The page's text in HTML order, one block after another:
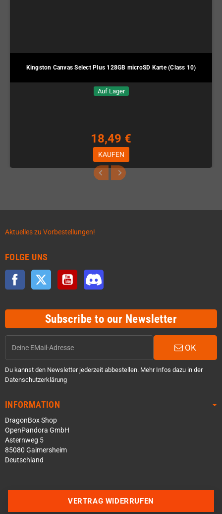
Kingston Canvas Select Plus 128GB microSD Karte (Class 10)
Auf Lager
18,49 €
KAUFEN
Aktuelles zu Vorbestellungen!
FOLGE UNS
Facebook Twitter YouTube
Subscribe to our Newsletter
OK
Du kannst den Newsletter jederzeit abbestellen. Mehr Infos dazu in der
Datenschutzerklärung
INFORMATION
DragonBox Shop
OpenPandora GmbH
Asternweg 5
85080 Gaimersheim
Deutschland
Über WhatsApp schreiben
VERTRAG WIDERRUFEN